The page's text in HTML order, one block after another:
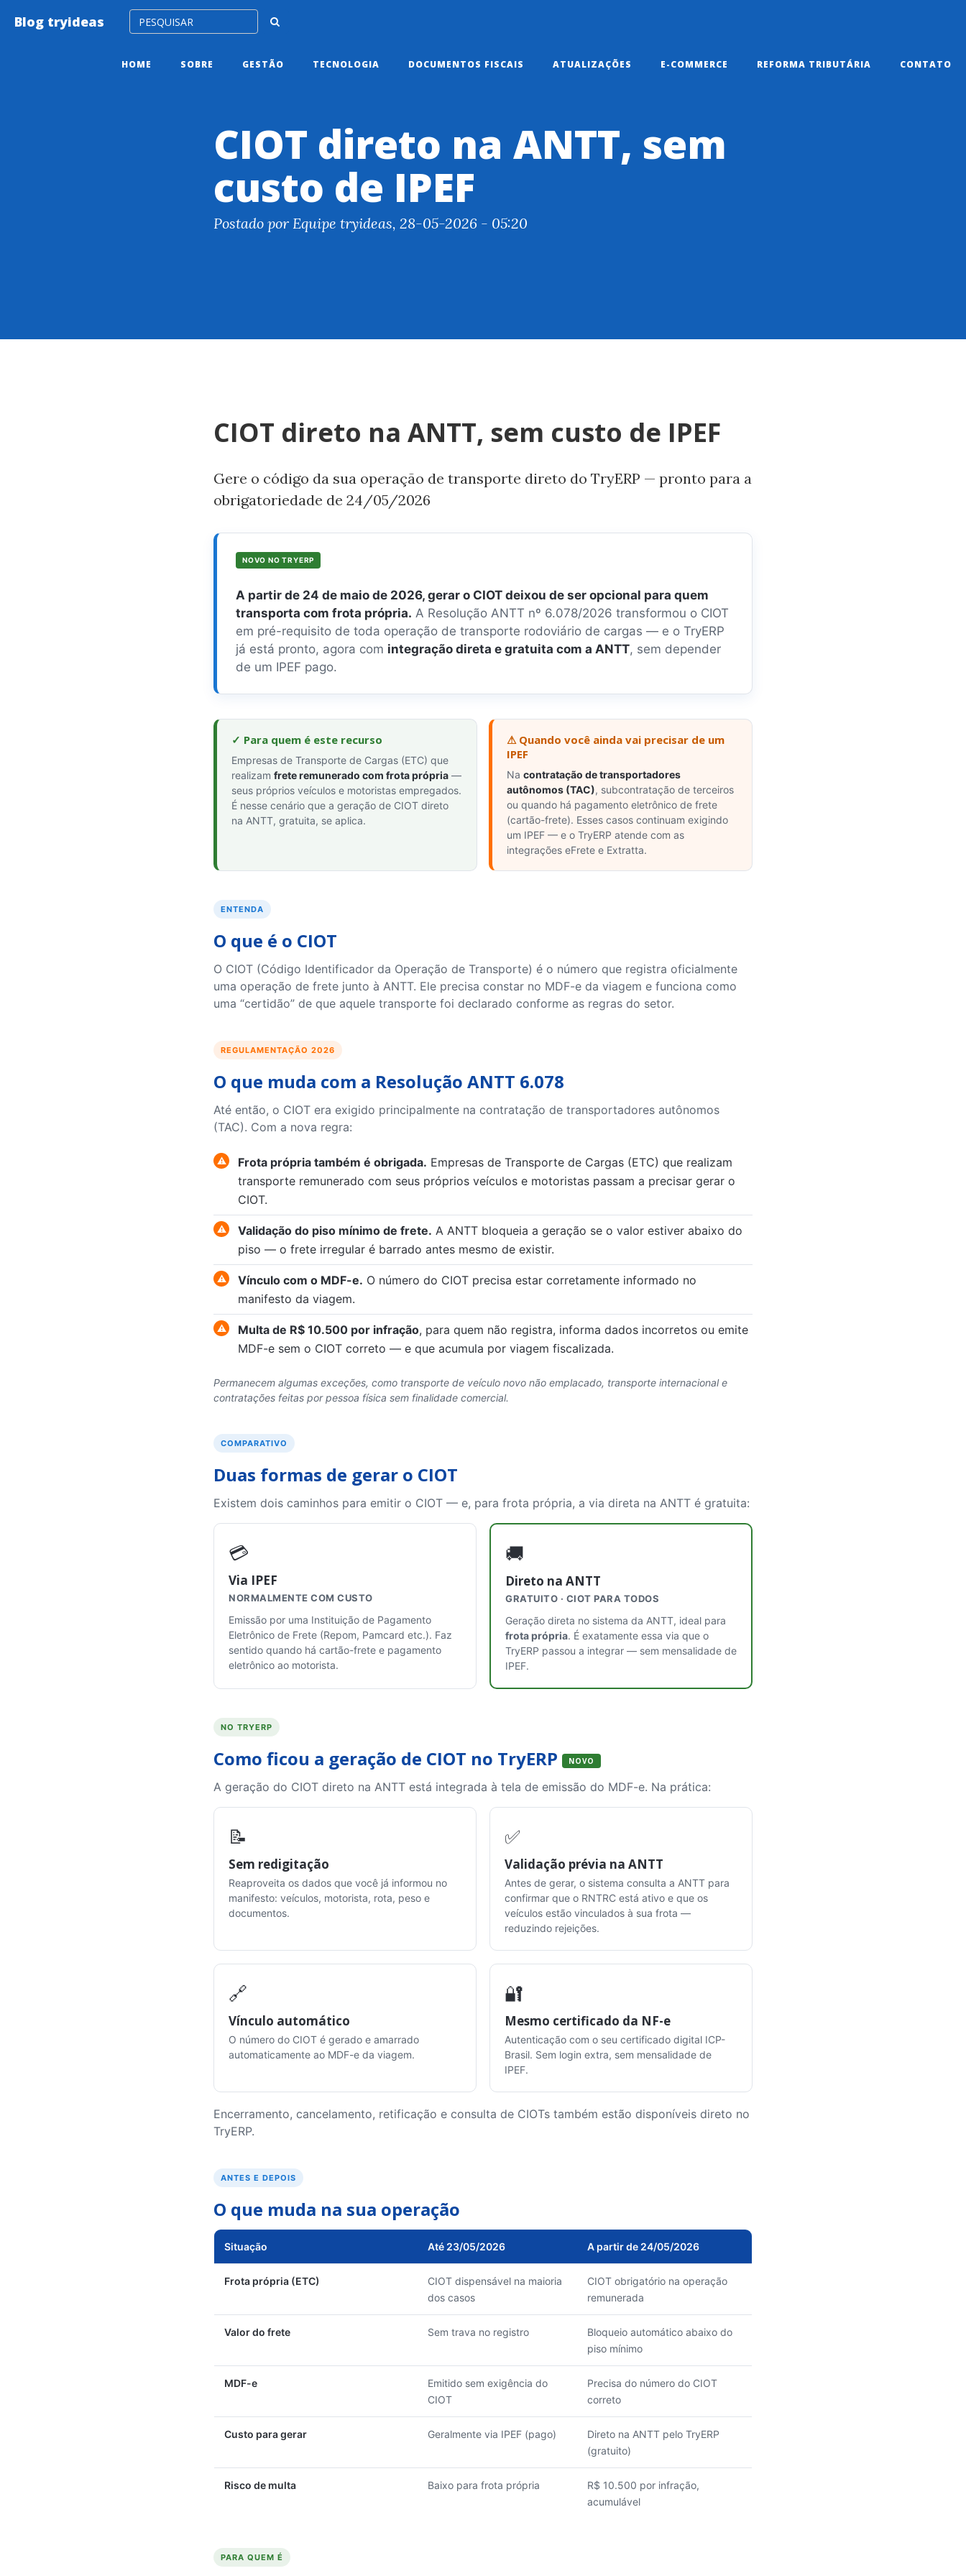
Blog tryideas
HOME SOBRE GESTÃO TECNOLOGIA DOCUMENTOS FISCAIS ATUALIZAÇÕES E-COMMERCE REFORMA TRIBUTÁRIA CONTATO
CIOT direto na ANTT, sem
custo de IPEF
Postado por Equipe tryideas, 28-05-2026 - 05:20
CIOT direto na ANTT, sem custo de IPEF
Gere o código da sua operação de transporte direto do TryERP — pronto para a
obrigatoriedade de 24/05/2026
NOVO NO TRYERP
A partir de 24 de maio de 2026, gerar o CIOT deixou de ser opcional para quem
transporta com frota própria. A Resolução ANTT nº 6.078/2026 transformou o CIOT
em pré-requisito de toda operação de transporte rodoviário de cargas — e o TryERP
já está pronto, agora com integração direta e gratuita com a ANTT, sem depender
de um IPEF pago.
✓ Para quem é este recurso
Empresas de Transporte de Cargas (ETC) que
realizam frete remunerado com frota própria —
seus próprios veículos e motoristas empregados.
É nesse cenário que a geração de CIOT direto
na ANTT, gratuita, se aplica.
⚠ Quando você ainda vai precisar de um
IPEF
Na contratação de transportadores
autônomos (TAC), subcontratação de terceiros
ou quando há pagamento eletrônico de frete
(cartão-frete). Esses casos continuam exigindo
um IPEF — e o TryERP atende com as
integrações eFrete e Extratta.
ENTENDA
O que é o CIOT
O CIOT (Código Identificador da Operação de Transporte) é o número que registra oficialmente
uma operação de frete junto à ANTT. Ele precisa constar no MDF-e da viagem e funciona como
uma “certidão” de que aquele transporte foi declarado conforme as regras do setor.
REGULAMENTAÇÃO 2026
O que muda com a Resolução ANTT 6.078
Até então, o CIOT era exigido principalmente na contratação de transportadores autônomos
(TAC). Com a nova regra:
Frota própria também é obrigada. Empresas de Transporte de Cargas (ETC) que realizam
transporte remunerado com seus próprios veículos e motoristas passam a precisar gerar o
CIOT.
Validação do piso mínimo de frete. A ANTT bloqueia a geração se o valor estiver abaixo do
piso — o frete irregular é barrado antes mesmo de existir.
Vínculo com o MDF-e. O número do CIOT precisa estar corretamente informado no
manifesto da viagem.
Multa de R$ 10.500 por infração, para quem não registra, informa dados incorretos ou emite
MDF-e sem o CIOT correto — e que acumula por viagem fiscalizada.
Permanecem algumas exceções, como transporte de veículo novo não emplacado, transporte internacional e
contratações feitas por pessoa física sem finalidade comercial.
COMPARATIVO
Duas formas de gerar o CIOT
Existem dois caminhos para emitir o CIOT — e, para frota própria, a via direta na ANTT é gratuita:
💳
Via IPEF
NORMALMENTE COM CUSTO
Emissão por uma Instituição de Pagamento
Eletrônico de Frete (Repom, Pamcard etc.). Faz
sentido quando há cartão-frete e pagamento
eletrônico ao motorista.
🚚
Direto na ANTT
GRATUITO · CIOT PARA TODOS
Geração direta no sistema da ANTT, ideal para
frota própria. É exatamente essa via que o
TryERP passou a integrar — sem mensalidade de
IPEF.
NO TRYERP
Como ficou a geração de CIOT no TryERP NOVO
A geração do CIOT direto na ANTT está integrada à tela de emissão do MDF-e. Na prática:
📝
Sem redigitação
Reaproveita os dados que você já informou no
manifesto: veículos, motorista, rota, peso e
documentos.
✅
Validação prévia na ANTT
Antes de gerar, o sistema consulta a ANTT para
confirmar que o RNTRC está ativo e que os
veículos estão vinculados à sua frota —
reduzindo rejeições.
🔗
Vínculo automático
O número do CIOT é gerado e amarrado
automaticamente ao MDF-e da viagem.
🔐
Mesmo certificado da NF-e
Autenticação com o seu certificado digital ICP-
Brasil. Sem login extra, sem mensalidade de
IPEF.
Encerramento, cancelamento, retificação e consulta de CIOTs também estão disponíveis direto no
TryERP.
ANTES E DEPOIS
O que muda na sua operação
Situação Até 23/05/2026 A partir de 24/05/2026
Frota própria (ETC)
CIOT dispensável na maioria
dos casos
CIOT obrigatório na operação
remunerada
Valor do frete Sem trava no registro
Bloqueio automático abaixo do
piso mínimo
MDF-e
Emitido sem exigência do
CIOT
Precisa do número do CIOT
correto
Custo para gerar Geralmente via IPEF (pago)
Direto na ANTT pelo TryERP
(gratuito)
Risco de multa Baixo para frota própria
R$ 10.500 por infração,
acumulável
PARA QUEM É